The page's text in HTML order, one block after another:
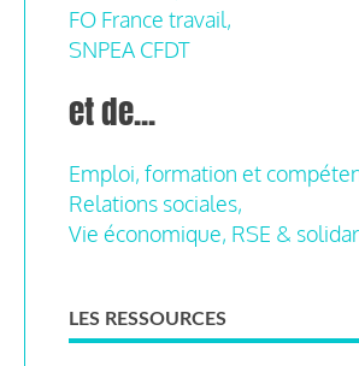
FO France travail,
SNPEA CFDT
et de...
Emploi, formation et
Relations sociales,
Vie économique, RSE &
LES RESSOURCES